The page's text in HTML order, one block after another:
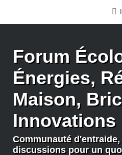
Forum
Énergies,
Maison,
Innovations
Communauté
discussions pour un